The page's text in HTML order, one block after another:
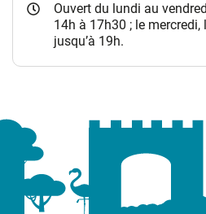
Ouvert du lundi au
14h à 17h30 ; le mercredi,
jusqu’à 19h.